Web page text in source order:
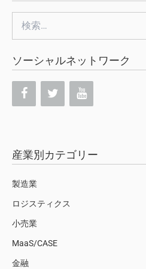
索:
ソーシャルネットワーク
産業別カテゴリー
製造業
ロジスティクス
小売業
MaaS/CASE
金融